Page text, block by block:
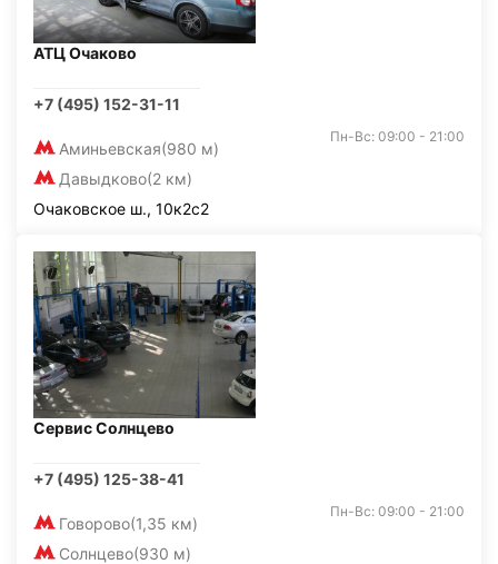
АТЦ Очаково
+7 (495) 152-31-11
Аминьевская(980 м)
Давыдково(2 км)
Пн-Вс: 09:00 - 21:00
Очаковское ш., 10к2с2
Сервис Солнцево
+7 (495) 125-38-41
Говорово(1,35 км)
Солнцево(930 м)
Пн-Вс: 09:00 - 21:00